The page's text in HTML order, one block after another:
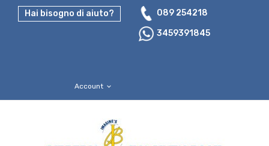
Hai bisogno di aiuto?
089 254218
3459391845
Account expand_more